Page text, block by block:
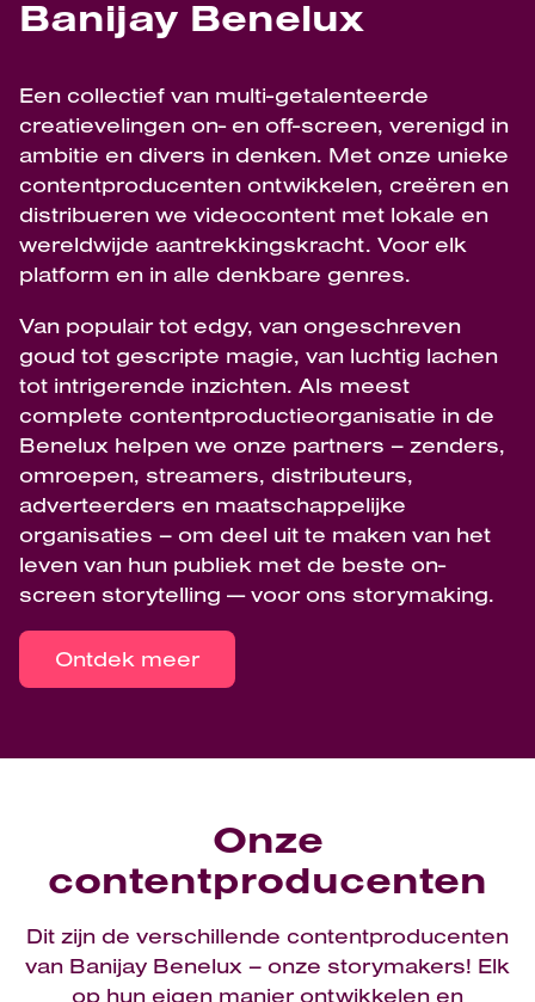
Banijay Benelux
Een collectief van multi-getalenteerde
creatievelingen on- en off-screen, verenigd in
ambitie en divers in denken. Met onze unieke
contentproducenten ontwikkelen, creëren en
distribueren we videocontent met lokale en
wereldwijde aantrekkingskracht. Voor elk
platform en in alle denkbare genres.
Van populair tot edgy, van ongeschreven
goud tot gescripte magie, van luchtig lachen
tot intrigerende inzichten. Als meest
complete contentproductieorganisatie in de
Benelux helpen we onze partners – zenders,
omroepen, streamers, distributeurs,
adverteerders en maatschappelijke
organisaties – om deel uit te maken van het
leven van hun publiek met de beste on-
screen storytelling — voor ons storymaking.
Ontdek meer
Onze
contentproducenten
Dit zijn de verschillende contentproducenten
van Banijay Benelux – onze storymakers! Elk
op hun eigen manier ontwikkelen en